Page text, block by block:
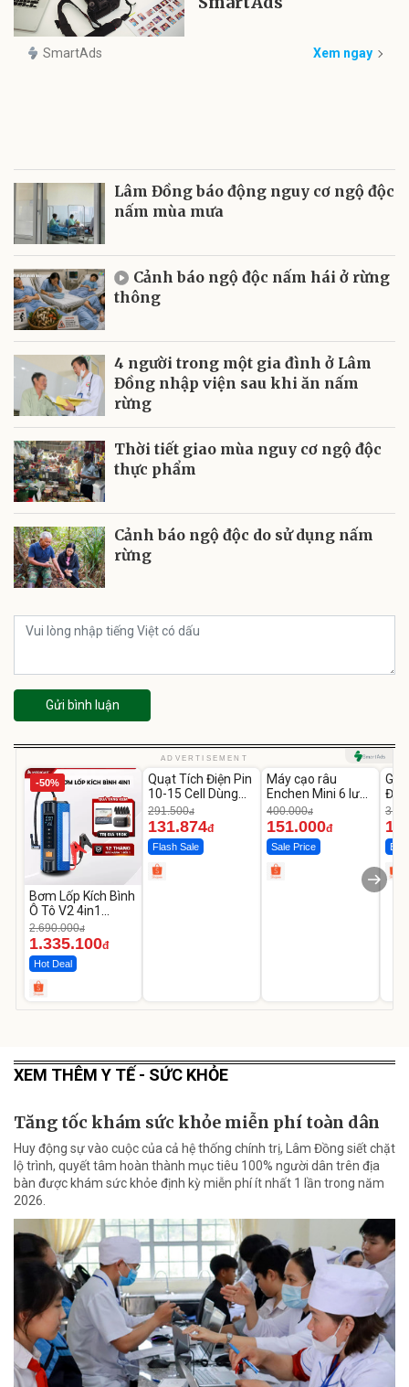
SmartAds Xem ngay
Lâm Đồng báo động nguy cơ ngộ độc
nấm mùa mưa
Cảnh báo ngộ độc nấm hái ở rừng
thông
4 người trong một gia đình ở Lâm
Đồng nhập viện sau khi ăn nấm
rừng
Thời tiết giao mùa nguy cơ ngộ độc
thực phẩm
Cảnh báo ngộ độc do sử dụng nấm
rừng
Gửi bình luận
ADVERTISEMENT
-50%
Bơm Lốp Kích Bình
Ô Tô V2 4in1
MEDICAR –
12.000mAh
2.690.000đ
1.335.100đ
Hot Deal
-54%
Unmute
Quạt Tích Điện Pin
10-15 Cell Dùng
Liên Tục 4-8H
291.500đ
131.874đ
Flash Sale
-62%
Máy cạo râu
Enchen Mini 6 lưỡi
dao kép mỏng
400.000đ
151.000đ
Sale Price
Đùi
XEM THÊM Y TẾ - SỨC KHỎE
Tăng tốc khám sức khỏe miễn phí toàn dân
Huy động sự vào cuộc của cả hệ thống chính trị, Lâm Đồng siết chặt
lộ trình, quyết tâm hoàn thành mục tiêu 100% người dân trên địa
bàn được khám sức khỏe định kỳ miễn phí ít nhất 1 lần trong năm
2026.